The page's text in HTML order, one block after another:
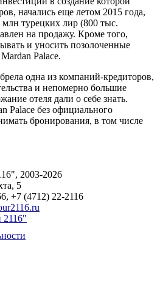
начались еще летом 2015 года,
млн турецких лир (800 тыс.
на продажу. Кроме того,
и уносить позолоченные
Palace.
одна из компаний-кредиторов,
и непомерно большие
отеля дали о себе знать.
Palace без официального
бронирования, в том числе
2003-2026
5
+7 (4712) 22-2116
2116"